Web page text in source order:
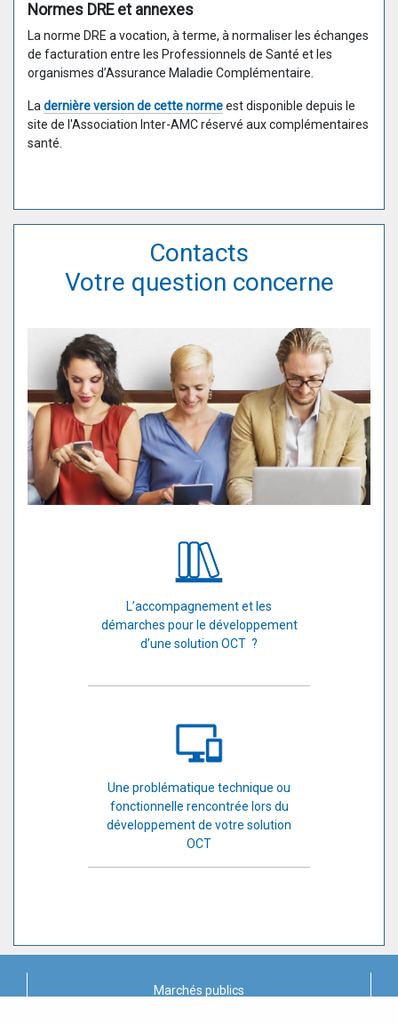
Normes DRE et annexes
La norme DRE a vocation, à terme, à normaliser les échanges
de facturation entre les Professionnels de Santé et les
organismes d’Assurance Maladie Complémentaire.
Ladernière version de cette normeest disponible depuis le
site de l'Association Inter-AMC réservé aux complémentaires
santé.
Contacts
Votre question concerne
L’accompagnement et les
démarches pour le développement
d’une solution OCT ?
Une problématique technique ou
fonctionnelle rencontrée lors du
développement de votre solution
OCT
Marchés publics